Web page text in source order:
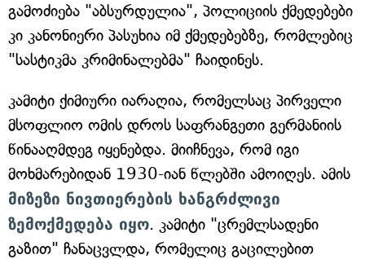
გამოძიება "აბსურდულია", პოლიციის ქმედებები
კი კანონიერი პასუხია იმ ქმედებებზე, რომლებიც
"სასტიკმა კრიმინალებმა" ჩაიდინეს.
კამიტი ქიმიური იარაღია, რომელსაც პირველი
მსოფლიო ომის დროს საფრანგეთი გერმანიის
წინააღმდეგ იყენებდა. მიიჩნევა, რომ იგი
მოხმარებიდან 1930-იან წლებში ამოიღეს. ამის
მიზეზი ნივთიერების ხანგრძლივი
ზემოქმედება იყო. კამიტი "ცრემლსადენი
გაზით" ჩანაცვლდა, რომელიც გაცილებით